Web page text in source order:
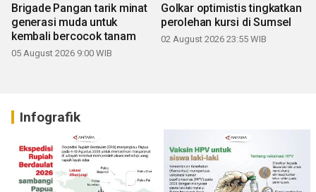
Brigade Pangan tarik minat
generasi muda untuk
kembali bercocok tanam
05 August 2026 9:00 WIB
Golkar optimistis tingkatkan
perolehan kursi di Sumsel
02 August 2026 23:55 WIB
Infografik